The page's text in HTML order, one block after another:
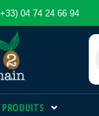
04 74 24 66 94